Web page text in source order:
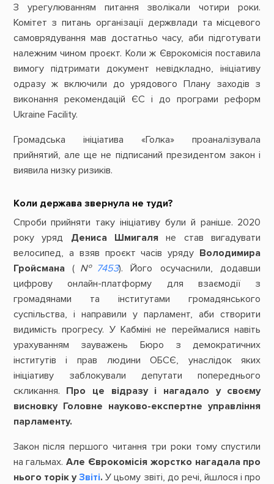
З урегулюванням питання зволікали чотири роки.
Комітет з питань організації держвлади та місцевого
самоврядування мав достатньо часу, аби підготувати
належним чином проєкт. Коли ж Єврокомісія поставила
вимогу підтримати документ невідкладно, ініціативу
одразу ж включили до урядового Плану заходів з
виконання рекомендацій ЄС і до програми реформ
Ukraine Facility.
Громадська ініціатива «Голка» проаналізувала
прийнятий, але ще не підписаний президентом закон і
виявила низку ризиків.
Коли держава звернула не туди?
Спроби прийняти таку ініціативу були й раніше. 2020
року уряд Дениса Шмигаля не став вигадувати
велосипед, а взяв проєкт часів уряду Володимира
Гройсмана( № 7453). Його осучаснили, додавши
цифрову онлайн-платформу для взаємодії з
громадянами та інститутами громадянського
суспільства, і направили у парламент, аби створити
видимість прогресу. У Кабміні не переймалися навіть
урахуванням зауважень Бюро з демократичних
інститутів і прав людини ОБСЄ, унаслідок яких
ініціативу заблокували депутати попереднього
скликання. Про це відразу і нагадало у своєму
висновку Головне науково-експертне управління
парламенту.
Закон після першого читання три роки тому спустили
на гальмах.Але Єврокомісія жорстко нагадала про
нього торік у Звіті.У цьому звіті, до речі, йшлося і про